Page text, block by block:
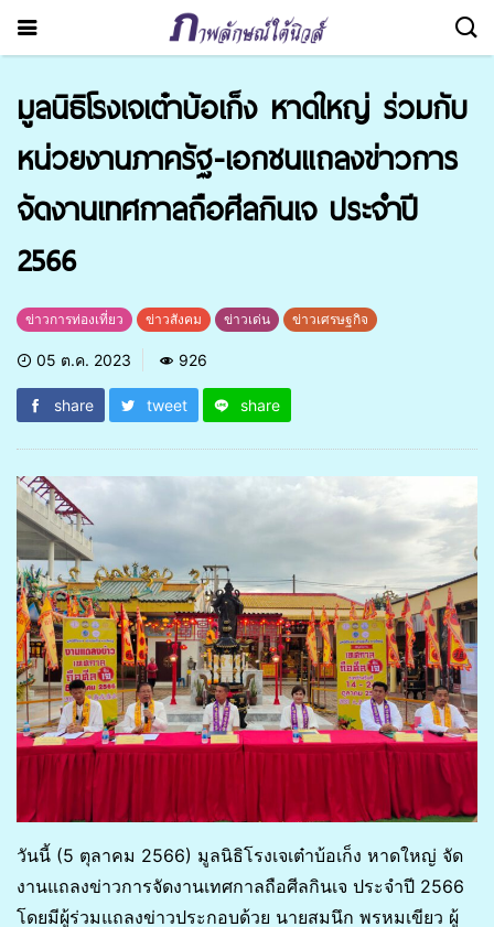
มูลนิธิโรงเจเต๋าบ้อเก็ง หาดใหญ่ ร่วมกับ
หน่วยงานภาครัฐ-เอกชนแถลงข่าวการ
จัดงานเทศกาลถือศีลกินเจ ประจำปี
2566
ข่าวการท่องเที่ยว ข่าวสังคม ข่าวเด่น ข่าวเศรษฐกิจ
05 ต.ค. 2023 926
share tweet share
วันนี้ (5 ตุลาคม 2566) มูลนิธิโรงเจเต๋าบ้อเก็ง หาดใหญ่ จัด
งานแถลงข่าวการจัดงานเทศกาลถือศีลกินเจ ประจำปี 2566
โดยมีผู้ร่วมแถลงข่าวประกอบด้วย นายสมนึก พรหมเขียว ผู้